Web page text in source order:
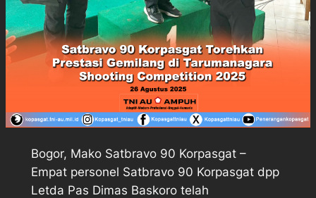
Bogor, Mako Satbravo 90 Korpasgat –
Empat personel Satbravo 90 Korpasgat dpp
Letda Pas Dimas Baskoro telah